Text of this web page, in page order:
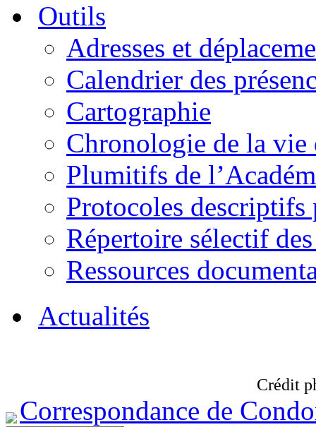
Outils
Adresses et
Calendrier des
Cartographie
Chronologie de la vie
Plumitifs de
Protocoles descriptifs
Répertoire sélectif
Ressources
Actualités
Crédit
Correspondance de